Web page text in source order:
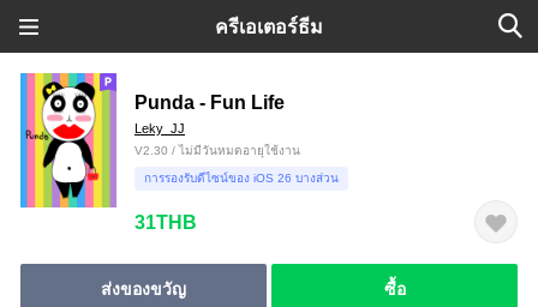
ครีเอเตอร์ธีม
Punda - Fun Life
Leky_JJ
V2.30 / ไม่มีวันหมดอายุใช้งาน
การรองรับดีไซน์ของ iOS 26 บางส่วน
31THB
ส่งของขวัญ ซื้อ